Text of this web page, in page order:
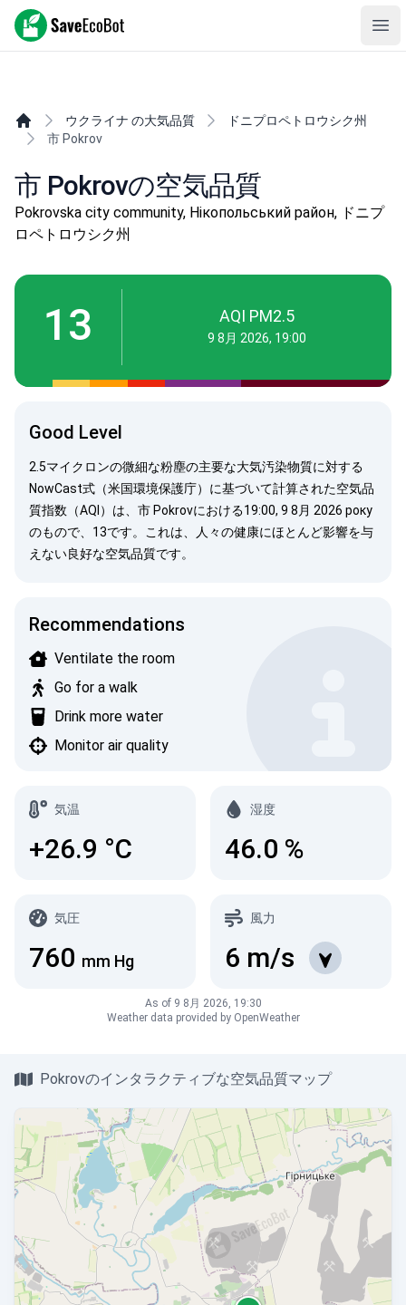
SaveEcoBot
ウクライナ の大気品質
ドニプロペトロウシク州
市 Pokrov
市 Pokrovの空気品質
Pokrovska city community, Нікопольський район, ドニプ
ロペトロウシク州
13 AQI PM2.5
9 8月 2026, 19:00
Good Level
2.5マイクロンの微細な粉塵の主要な大気汚染物質に対する
NowCast式（米国環境保護庁） に基づいて計算された空気品
質指数（AQI）は、市 Pokrovにおける19:00, 9 8月 2026 року
のもので、13です。これは、人々の健康にほとんど影響を与
えない良好な空気品質です。
Recommendations
Ventilate the room
Go for a walk
Drink more water
Monitor air quality
気温
+26.9 °C
湿度
46.0 %
気圧
760 mm Hg
風力
6 m/s
As of 9 8月 2026, 19:30
Weather data provided by OpenWeather
Pokrovのインタラクティブな空気品質マップ